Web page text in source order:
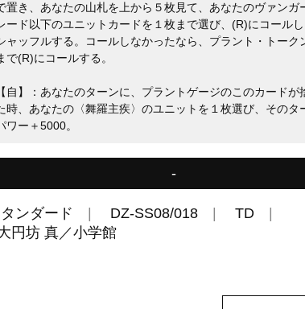
置き、あなたの山札を上から５枚見て、あなたのヴァンガ
ード以下のユニットカードを１枚まで選び、(R)にコール
ャッフルする。コールしなかったなら、プラント・トーク
で(R)にコールする。
【自】：あなたのターンに、プラントゲージのこのカードが
時、あなたの〈舞羅主疾〉のユニットを１枚選び、そのタ
ワー＋5000。
-
ンダード DZ-SS08/018
TD
円坊 真／小学館